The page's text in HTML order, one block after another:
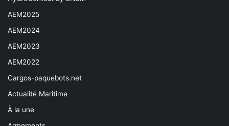
AEM2025
AEM2024
AEM2023
AEM2022
Cargos-paquebots.net
Actualité Maritime
À la une